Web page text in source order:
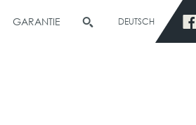
GARANTIE DEUTSCH